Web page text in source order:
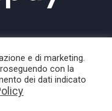
Reserved
e di marketing.
con la
dei dati indicato